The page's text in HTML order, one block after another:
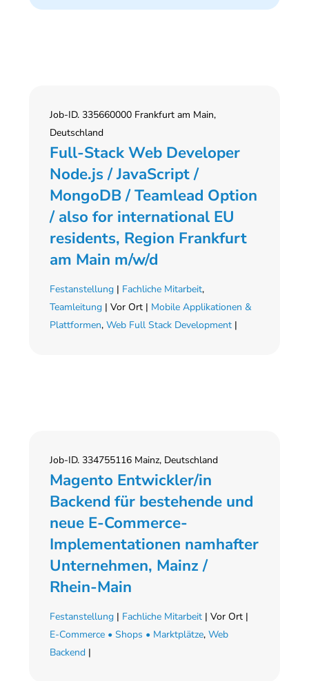
Job-ID. 335660000 Frankfurt am Main,
Deutschland
Full-Stack Web Developer
Node.js / JavaScript /
MongoDB / Teamlead Option
/ also for international EU
residents, Region Frankfurt
am Main m/w/d
Festanstellung | Fachliche Mitarbeit,
Teamleitung | Vor Ort | Mobile Applikationen &
Plattformen,Web Full Stack Development |
Job-ID. 334755116 Mainz, Deutschland
Magento Entwickler/in
Backend für bestehende und
neue E-Commerce-
Implementationen namhafter
Unternehmen, Mainz /
Rhein-Main
Festanstellung | Fachliche Mitarbeit | Vor Ort |
E-Commerce • Shops • Marktplätze,Web
Backend |